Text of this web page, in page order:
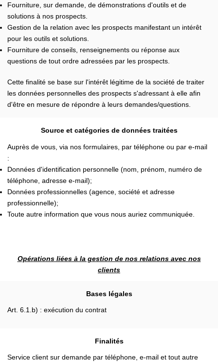
Fourniture, sur demande, de démonstrations d'outils et de
solutions à nos prospects.
Gestion de la relation avec les prospects manifestant un intérêt
pour les outils et solutions.
Fourniture de conseils, renseignements ou réponse aux
questions de tout ordre adressées par les prospects.
Cette finalité se base sur l'intérêt légitime de la société de traiter
les données personnelles des prospects s'adressant à elle afin
d'être en mesure de répondre à leurs demandes/questions.
Source et catégories de données traitées
Auprès de vous, via nos formulaires, par téléphone ou par e-mail
:
Données d'identification personnelle (nom, prénom, numéro de
téléphone, adresse e-mail);
Données professionnelles (agence, société et adresse
professionnelle);
Toute autre information que vous nous auriez communiquée.
Opérations liées à la gestion de nos relations avec nos
clients
Bases légales
Art. 6.1.b) : exécution du contrat
Finalités
Service client sur demande par téléphone, e-mail et tout autre